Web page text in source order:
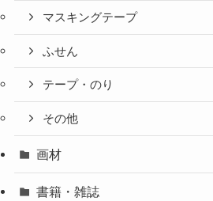
マスキングテープ
ふせん
テープ・のり
その他
画材
書籍・雑誌